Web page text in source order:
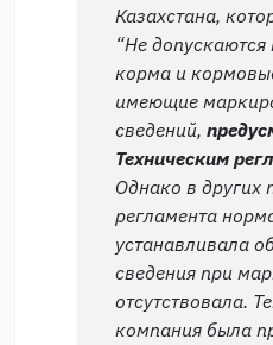
Казахстана,
“Не допускаются
корма и
имеющие
сведений,
Техническим
Однако в других
регламента
устанавливала
сведения при
отсутствовала.
компания была